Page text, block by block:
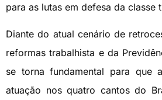
para as lutas em defesa da classe
Diante do atual cenário de
reformas trabalhista e da
se torna fundamental para que
atuação nos quatro cantos do